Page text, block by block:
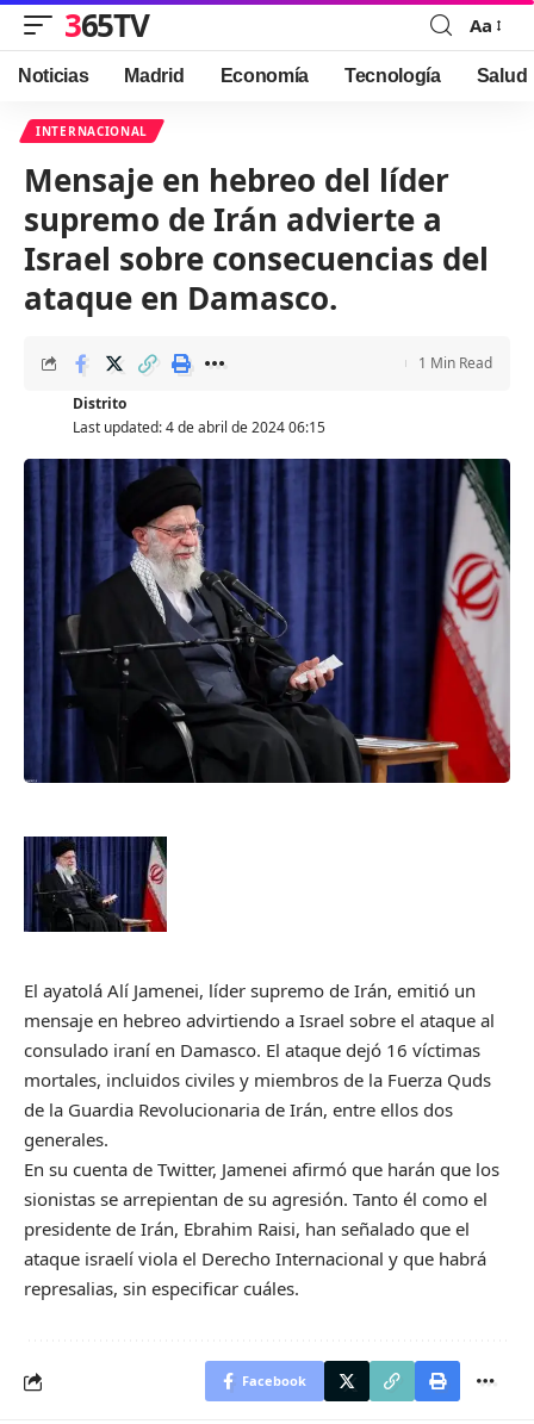
365TV
Font
Resizer
Aa
Noticias Madrid Economía Tecnología Salud
INTERNACIONAL
Mensaje en hebreo del líder
supremo de Irán advierte a
Israel sobre consecuencias del
ataque en Damasco.
Last updated: 4 de abril de 2024 06:15
Distrito
1 Min Read
El ayatolá Alí Jamenei, líder supremo de Irán, emitió un
mensaje en hebreo advirtiendo a Israel sobre el ataque al
consulado iraní en Damasco. El ataque dejó 16 víctimas
mortales, incluidos civiles y miembros de la Fuerza Quds
de la Guardia Revolucionaria de Irán, entre ellos dos
generales.
En su cuenta de Twitter, Jamenei afirmó que harán que los
sionistas se arrepientan de su agresión. Tanto él como el
presidente de Irán, Ebrahim Raisi, han señalado que el
ataque israelí viola el Derecho Internacional y que habrá
represalias, sin especificar cuáles.
Facebook